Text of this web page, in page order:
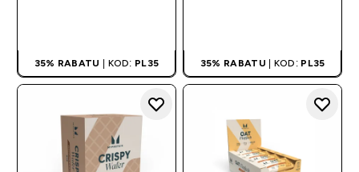
35% RABATU | KOD: PL35 35% RABATU | KOD: PL35